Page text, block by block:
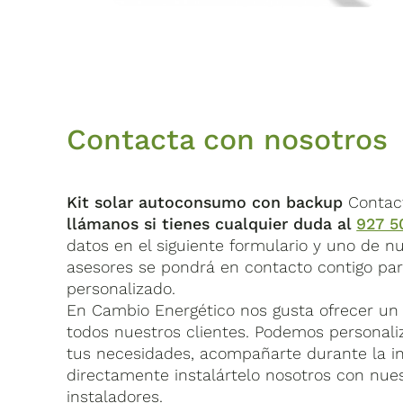
Cantidad 12
Tensión en punto
de
máxima potencia
(Vmp)
incluye todos los
En Cambio Energético disponemos de
proyecto fotovoltaico. Aquí te mostramos
Contacta con nosotros
Kit solar autoconsumo con backup
llámanos si tienes cualquier duda al 927
datos en el siguiente formulario y uno de
asesores se pondrá en contacto contigo
personalizado.
En Cambio Energético nos gusta ofrecer
todos nuestros clientes. Podemos
tus necesidades, acompañarte durante la
directamente instalártelo nosotros con
instaladores.